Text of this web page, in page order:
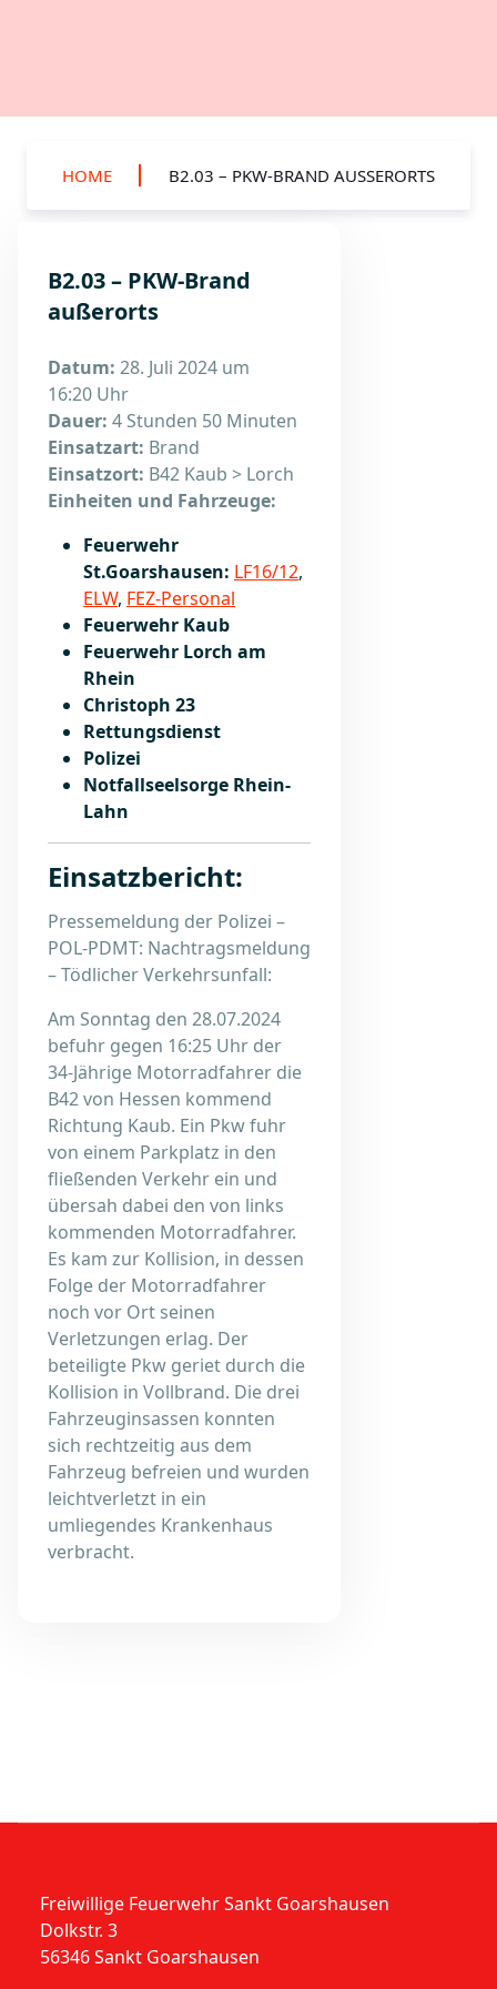
HOME B2.03 – PKW-BRAND AUSSERORTS
B2.03 – PKW-Brand
außerorts
Datum: 28. Juli 2024 um
16:20 Uhr
Dauer: 4 Stunden 50 Minuten
Einsatzart: Brand
Einsatzort: B42 Kaub > Lorch
Einheiten und Fahrzeuge:
Feuerwehr
St.Goarshausen: LF16/12,
ELW, FEZ-Personal
Feuerwehr Kaub
Feuerwehr Lorch am
Rhein
Christoph 23
Rettungsdienst
Polizei
Notfallseelsorge Rhein-
Lahn
Einsatzbericht:
Pressemeldung der Polizei –
POL-PDMT: Nachtragsmeldung
– Tödlicher Verkehrsunfall:
Am Sonntag den 28.07.2024
befuhr gegen 16:25 Uhr der
34-Jährige Motorradfahrer die
B42 von Hessen kommend
Richtung Kaub. Ein Pkw fuhr
von einem Parkplatz in den
fließenden Verkehr ein und
übersah dabei den von links
kommenden Motorradfahrer.
Es kam zur Kollision, in dessen
Folge der Motorradfahrer
noch vor Ort seinen
Verletzungen erlag. Der
beteiligte Pkw geriet durch die
Kollision in Vollbrand. Die drei
Fahrzeuginsassen konnten
sich rechtzeitig aus dem
Fahrzeug befreien und wurden
leichtverletzt in ein
umliegendes Krankenhaus
verbracht.
Freiwillige Feuerwehr Sankt Goarshausen
Dolkstr. 3
56346 Sankt Goarshausen